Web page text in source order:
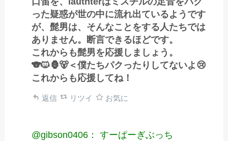
った疑惑が世の中に流れ出ているようです
が、髭男は、そんなことをする人たちでは
ありません。断言できるほどです。
これからも髭男を応援しましょう。
🐨🐱🦍🐻＜僕たちパクったりしてないよ😢
これからも応援してね！
返信 リツイ お気に
@gibson0406： すーぱーぎぶっち